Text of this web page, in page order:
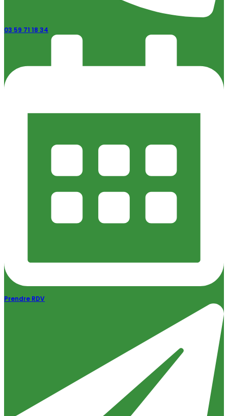
03 59 71 18 34
Prendre RDV